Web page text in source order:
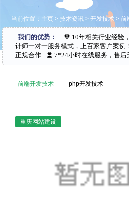
当前位置： 主页 >技术资讯 >开发技术 >前
我们的优势： 10年相关行业经验
计师一对一服务模式，上百家客户案例
正规合作
7*24小时在线服务，售后
前端开发技术 php开发技术
重庆网站建设